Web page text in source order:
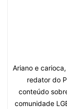
Ariano e
redator do
conteúdo
comunidade